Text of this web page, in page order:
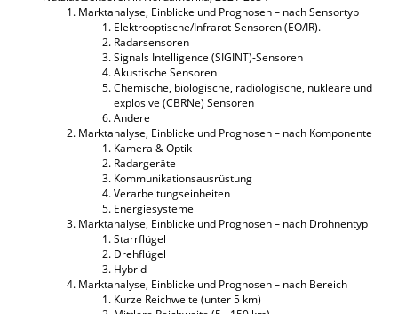
Marktanalyse, Einblicke und Prognosen – nach Sensortyp
Elektrooptische/Infrarot-Sensoren (EO/IR).
Radarsensoren
Signals Intelligence (SIGINT)-Sensoren
Akustische Sensoren
Chemische, biologische, radiologische, nukleare und
explosive (CBRNe) Sensoren
Andere
Marktanalyse, Einblicke und Prognosen – nach Komponente
Kamera & Optik
Radargeräte
Kommunikationsausrüstung
Verarbeitungseinheiten
Energiesysteme
Marktanalyse, Einblicke und Prognosen – nach Drohnentyp
Starrflügel
Drehflügel
Hybrid
Marktanalyse, Einblicke und Prognosen – nach Bereich
Kurze Reichweite (unter 5 km)